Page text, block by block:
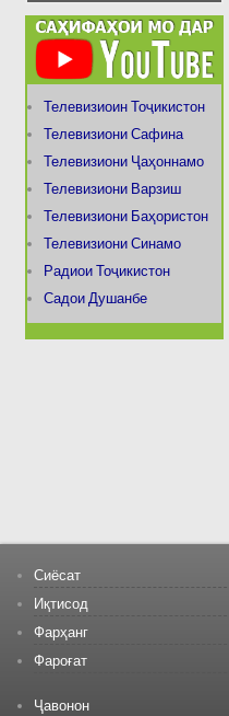
Телевизиоин Тоҷикистон
Телевизиони Сафина
Телевизиони Ҷаҳоннамо
Телевизиони Варзиш
Телевизиони Баҳористон
Телевизиони Синамо
Радиои Тоҷикистон
Садои Душанбе
Сиёсат
Иқтисод
Фарҳанг
Фароғат
Ҷавонон